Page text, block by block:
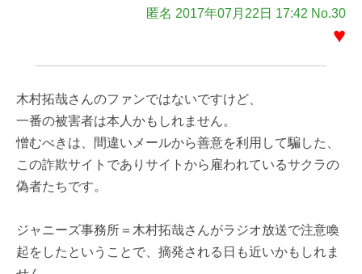
匿名 2017年07月22日 17:42 No.30
♥
木村拓哉さんのファンではないですけど、
一番の被害者は本人かもしれません。
憎むべきは、間違いメールから善意を利用して騙した、
この詐欺サイトでありサイトから雇われているサクラの
偽者たちです。
ジャニーズ事務所＝木村拓哉さんがラジオ放送で注意喚
起をしたということで、摘発される日も近いかもしれま